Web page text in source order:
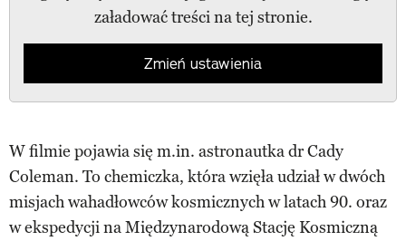
załadować treści na tej stronie.
Zmień ustawienia
W filmie pojawia się m.in. astronautka dr Cady
Coleman. To chemiczka, która wzięła udział w dwóch
misjach wahadłowców kosmicznych w latach 90. oraz
w ekspedycji na Międzynarodową Stację Kosmiczną